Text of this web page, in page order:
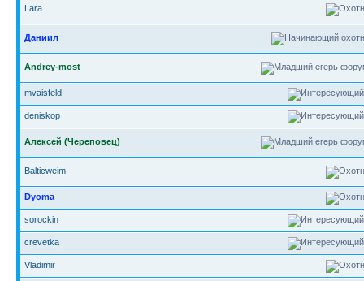
Lara
Даниил
Andrey-most
mvaisfeld
deniskop
Алексей (Череповец)
Balticweim
Dyoma
sorockin
crevetka
Vladimir